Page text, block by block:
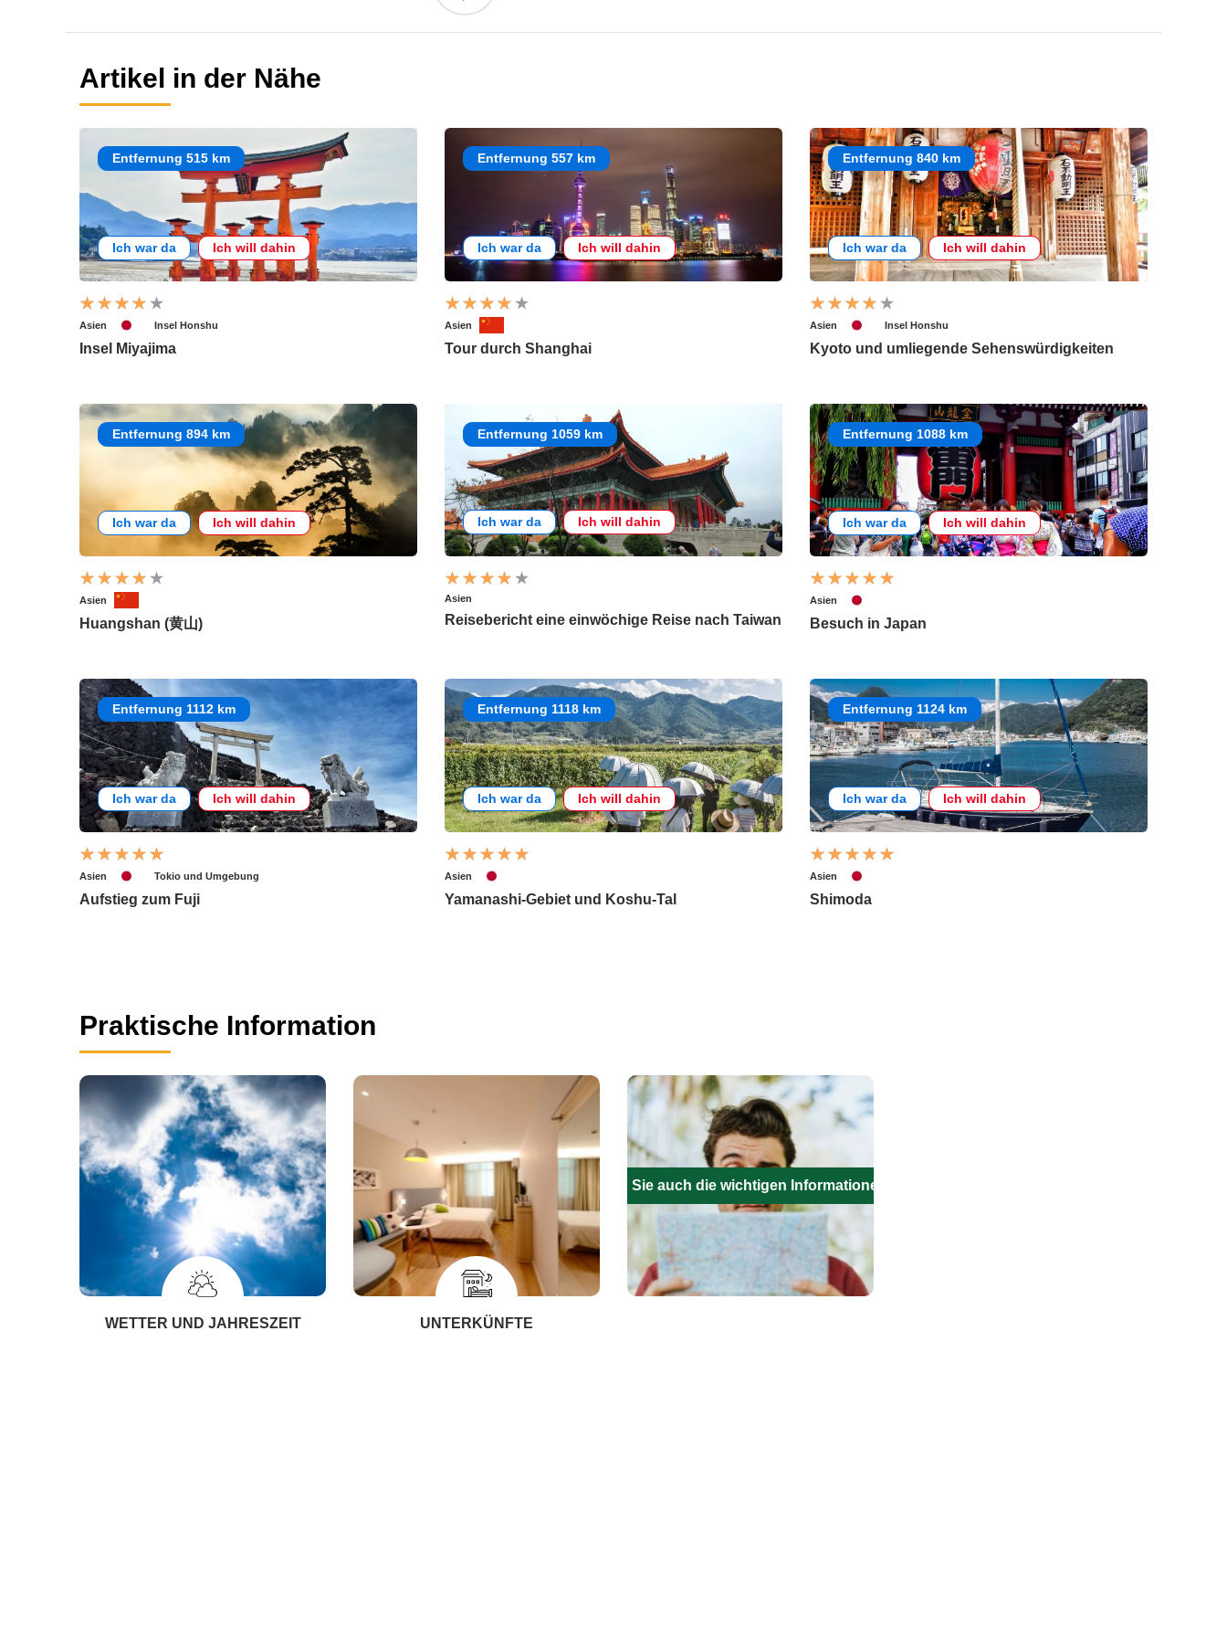
Artikel in der Nähe
Entfernung 515 km
Ich war da Ich will dahin
Asien Insel Honshu
Insel Miyajima
Entfernung 557 km
Ich war da Ich will dahin
Asien
Tour durch Shanghai
Entfernung 840 km
Ich war da Ich will dahin
Asien Insel Honshu
Kyoto und umliegende Sehenswürdigkeiten
Entfernung 894 km
Ich war da Ich will dahin
Asien
Huangshan (黄山)
Entfernung 1059 km
Ich war da Ich will dahin
Asien
Reisebericht eine einwöchige Reise nach Taiwan
Entfernung 1088 km
Ich war da Ich will dahin
Asien
Besuch in Japan
Entfernung 1112 km
Ich war da Ich will dahin
Asien Tokio und Umgebung
Aufstieg zum Fuji
Entfernung 1118 km
Ich war da Ich will dahin
Asien
Yamanashi-Gebiet und Koshu-Tal
Entfernung 1124 km
Ich war da Ich will dahin
Asien
Shimoda
Praktische Information
WETTER UND JAHRESZEIT UNTERKÜNFTE
Füllen Sie auch die wichtigen Informationen aus